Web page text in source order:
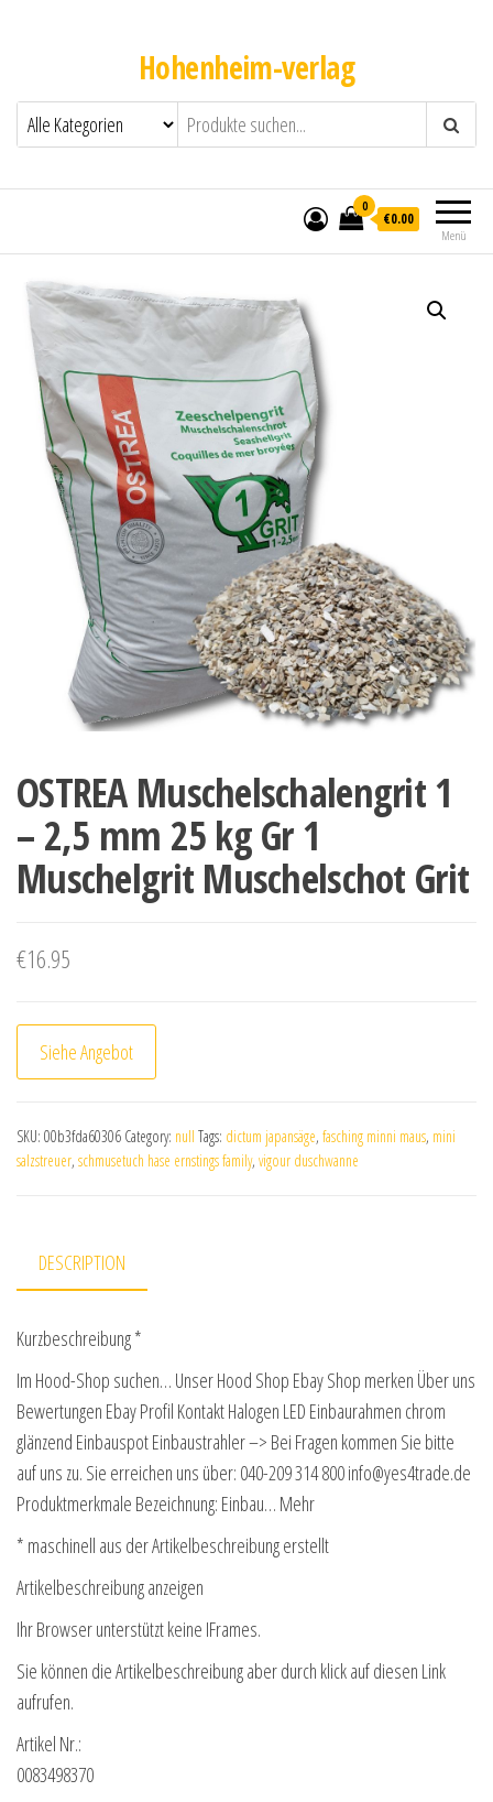
Hohenheim-verlag
Menü
0
€0.00
OSTREA Muschelschalengrit 1
– 2,5 mm 25 kg Gr 1
Muschelgrit Muschelschot Grit
€16.95
Siehe Angebot
SKU: 00b3fda60306 Category: null Tags: dictum japansäge, fasching minni maus, mini
salzstreuer, schmusetuch hase ernstings family, vigour duschwanne
DESCRIPTION
Kurzbeschreibung *
Im Hood-Shop suchen… Unser Hood Shop Ebay Shop merken Über uns
Bewertungen Ebay Profil Kontakt Halogen LED Einbaurahmen chrom
glänzend Einbauspot Einbaustrahler –> Bei Fragen kommen Sie bitte
auf uns zu. Sie erreichen uns über: 040-209 314 800 info@yes4trade.de
Produktmerkmale Bezeichnung: Einbau… Mehr
* maschinell aus der Artikelbeschreibung erstellt
Artikelbeschreibung anzeigen
Ihr Browser unterstützt keine IFrames.
Sie können die Artikelbeschreibung aber durch klick auf diesen Link
aufrufen.
Artikel Nr.:
0083498370